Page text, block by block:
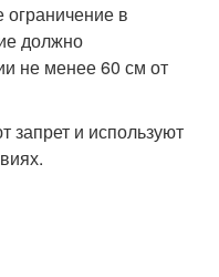
в
должно
не менее 60 см от
запрет и используют